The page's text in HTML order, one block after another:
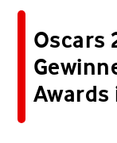
Oscars